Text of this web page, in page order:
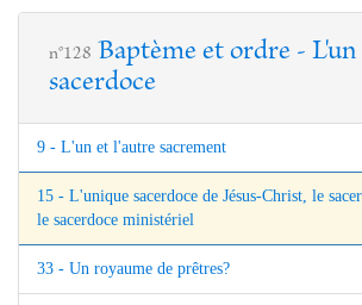
n°128 Baptème et ordre -
sacerdoce
9 - L'un et l'autre sacrement
15 - L'unique sacerdoce de Jésus-Christ, le
le sacerdoce ministériel
33 - Un royaume de prêtres?